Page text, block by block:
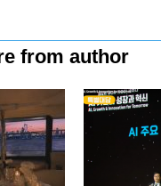
from author